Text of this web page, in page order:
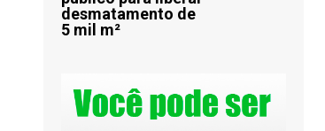
desmatamento de
5 mil m²